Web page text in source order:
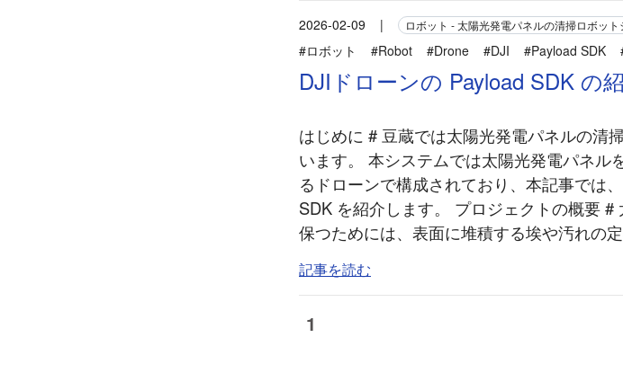
2026-02-09 | ロボット - 太陽光発電パネルの清掃ロボット
#ロボット
#Robot #Drone #DJI #Payload SDK
DJIドローンの Payload SDK の
はじめに # 豆蔵では太陽光発電パネルの清
います。 本システムでは太陽光発電パネル
るドローンで構成されており、本記事では
SDK を紹介します。 プロジェクトの概要
保つためには、表面に堆積する埃や汚れの
記事を読む
1